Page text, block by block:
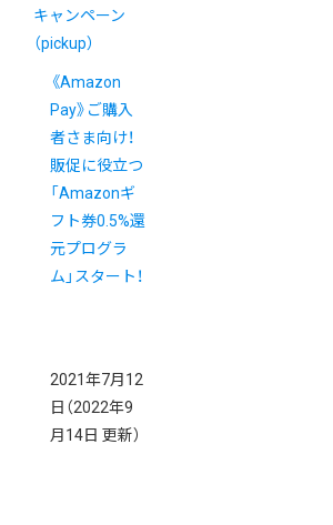
キャンペーン
（pickup）
《Amazon
Pay》ご購入
者さま向け！
販促に役立つ
「Amazonギ
フト券0.5%還
元プログラ
ム」スタート！
2021年7月12
日 （2022年9
月14日 更新）